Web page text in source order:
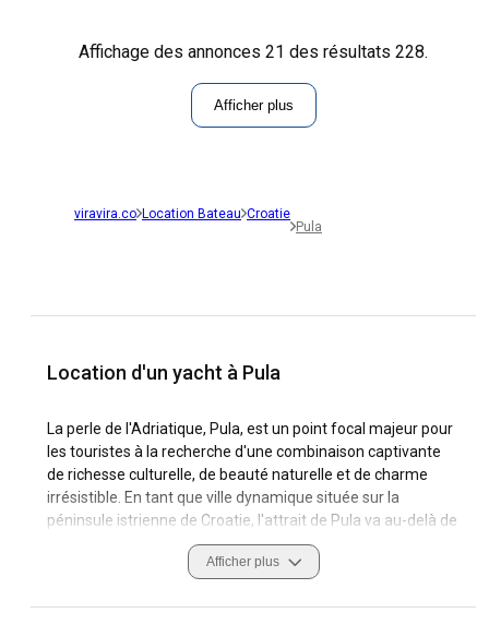
Affichage des annonces 21 des résultats 228.
Afficher plus
viravira.co Location Bateau Croatie
Pula
Location d'un yacht à Pula
La perle de l'Adriatique, Pula, est un point focal majeur pour
les touristes à la recherche d'une combinaison captivante
de richesse culturelle, de beauté naturelle et de charme
irrésistible. En tant que ville dynamique située sur la
péninsule istrienne de Croatie, l'attrait de Pula va au-delà de
son magnifique littoral, offrant des trésors historiques et de
sublimes délices gastronomiques.
Partir en mer dans les eaux immaculées de Pula permet
Afficher plus